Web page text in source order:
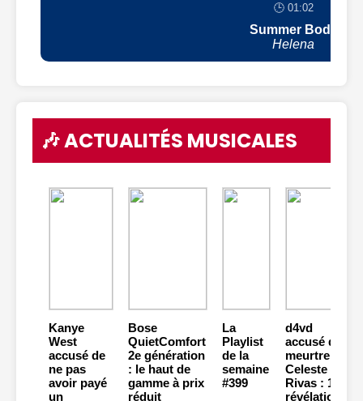
🕒 01:02
Summer Body
Helena
🎶 ACTUALITÉS MUSICALES
Kanye
West
accusé de
ne pas
avoir payé
un
Bose
QuietComfort
2e génération
: le haut de
gamme à prix
réduit
La
Playlist
de la
semaine
#399
d4vd
accusé du
meurtre de
Celeste
Rivas : 10
révélations